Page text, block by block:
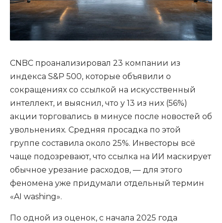
CNBC проанализировал 23 компании из
индекса S&P 500, которые объявили о
сокращениях со ссылкой на искусственный
интеллект, и выяснил, что у 13 из них (56%)
акции торговались в минусе после новостей об
увольнениях. Средняя просадка по этой
группе составила около 25%. Инвесторы всё
чаще подозревают, что ссылка на ИИ маскирует
обычное урезание расходов, — для этого
феномена уже придумали отдельный термин
«AI washing».
По одной из оценок, с начала 2025 года